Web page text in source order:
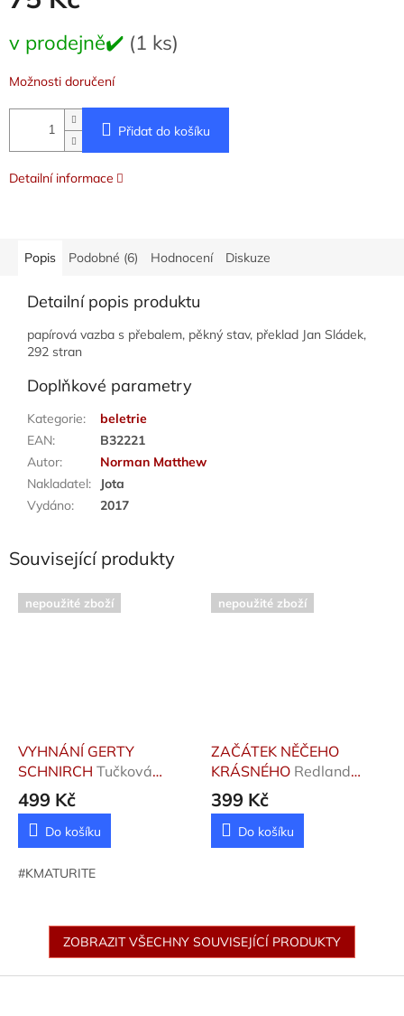
cena:
v prodejně✔️ (1 ks)
Možnosti doručení
Přidat do košíku
Detailní informace
Popis Podobné (6) Hodnocení Diskuze
Detailní popis produktu
papírová vazba s přebalem, pěkný stav, překlad Jan Sládek,
292 stran
Doplňkové parametry
Kategorie:
beletrie
EAN:
B32221
Autor:
Norman Matthew
Nakladatel:
Jota
Vydáno: 2017
Související produkty
nepoužité zboží
VYHNÁNÍ GERTY
SCHNIRCH Tučková
Kateřina
499 Kč
Do košíku
#KMATURITE
nepoužité zboží
ZAČÁTEK NĚČEHO
KRÁSNÉHO Redland
Jessica
399 Kč
Do košíku
ZOBRAZIT VŠECHNY SOUVISEJÍCÍ PRODUKTY